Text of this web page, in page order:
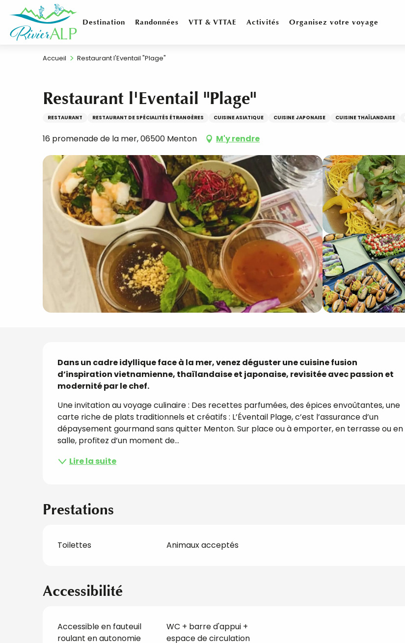
contenu
principal
Destination Randonnées VTT & VTTAE Activités Organisez votre voyage
Accueil Restaurant l'Eventail "Plage"
Restaurant l'Eventail "Plage"
RESTAURANT RESTAURANT DE SPÉCIALITÉS ÉTRANGÈRES CUISINE ASIATIQUE CUISINE JAPONAISE CUISINE THAÏLANDAISE
16 promenade de la mer, 06500 Menton M'y rendre
Description
Dans un cadre idyllique face à la mer, venez déguster une cuisine fusion
d’inspiration vietnamienne, thaïlandaise et japonaise, revisitée avec passion et
modernité par le chef.
Une invitation au voyage culinaire : Des recettes parfumées, des épices envoûtantes, une
carte riche de plats traditionnels et créatifs : L’Éventail Plage, c’est l’assurance d’un
dépaysement gourmand sans quitter Menton. Sur place ou à emporter, en terrasse ou en
salle, profitez d’un moment de...
Lire la suite
Prestations
Toilettes Animaux acceptés
Accessibilité
Accessible en fauteuil
roulant en autonomie
WC + barre d'appui +
espace de circulation